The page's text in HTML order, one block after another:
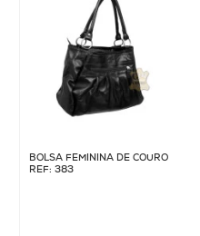
BOLSA FEMININA DE COURO
REF: 383